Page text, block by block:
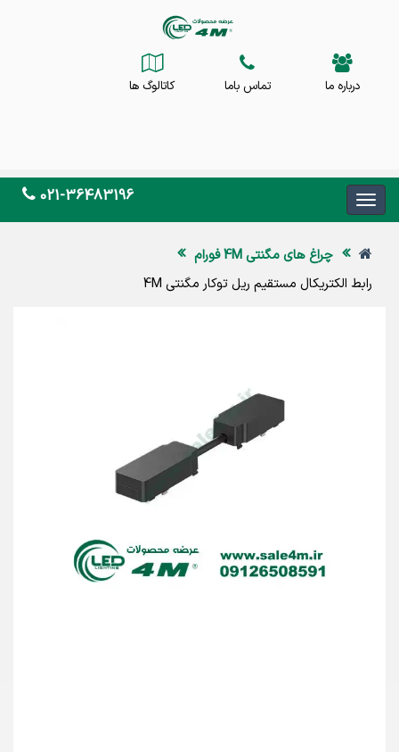
درباره ما تماس باما کاتالوگ ها
021-36483196
چراغ های مگنتی 4M فورام
رابط الکتریکال مستقیم ریل توکار مگنتی 4M